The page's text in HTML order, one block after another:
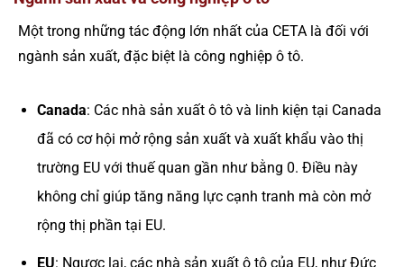
Một trong những tác động lớn nhất của CETA là đối với
ngành sản xuất, đặc biệt là công nghiệp ô tô.
Canada: Các nhà sản xuất ô tô và linh kiện tại Canada
đã có cơ hội mở rộng sản xuất và xuất khẩu vào thị
trường EU với thuế quan gần như bằng 0. Điều này
không chỉ giúp tăng năng lực cạnh tranh mà còn mở
rộng thị phần tại EU.
EU: Ngược lại, các nhà sản xuất ô tô của EU, như Đức